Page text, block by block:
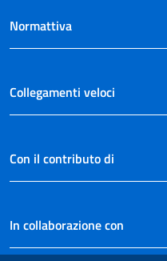
Normattiva
Collegamenti veloci
Con il contributo di
In collaborazione con